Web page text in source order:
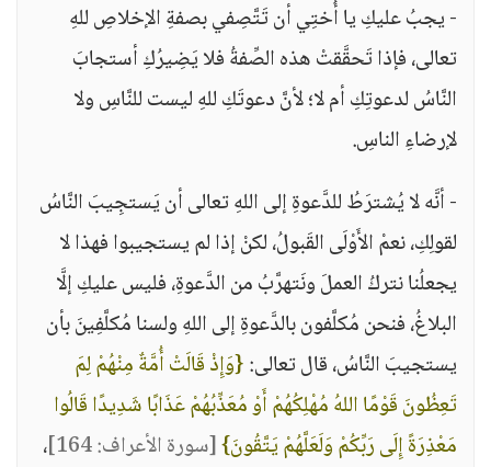
- يجبُ عليكِ يا أُختِي أن تَتَّصِفي بصفةِ الإخلاصِ للهِ
تعالى، فإذا تَحقَّقتْ هذه الصِّفةُ فلا يَضِيرُكِ أستجابَ
النَّاسُ لدعوتِكِ أم لا؛ لأنَّ دعوتَكِ للهِ ليست للنَّاسِ ولا
لإرضاءِ الناسِ.
- أنَّه لا يُشترَطُ للدَّعوةِ إلى اللهِ تعالى أن يَستجِيبَ النَّاسُ
لقولِكِ، نعمْ الأَوْلَى القَبولُ، لكنْ إذا لم يستجيبوا فهذا لا
يجعلُنا نتركُ العملَ ونَتهرَّبُ من الدَّعوةِ، فليس عليكِ إلَّا
البلاغُ، فنحن مُكلَّفون بالدَّعوةِ إلى اللهِ ولسنا مُكلَّفِينَ بأن
يستجيبَ النَّاسُ، قال تعالى:{وَإِذْ قَالَتْ أُمَّةٌ مِنْهُمْ لِمَ
تَعِظُونَ قَوْمًا اللهُ مُهْلِكُهُمْ أَوْ مُعَذِّبُهُمْ عَذَابًا شَدِيدًا قَالُوا
مَعْذِرَةً إِلَى رَبِّكُمْ وَلَعَلَّهُمْ يَتَّقُونَ}[سورة الأعراف: 164]
،